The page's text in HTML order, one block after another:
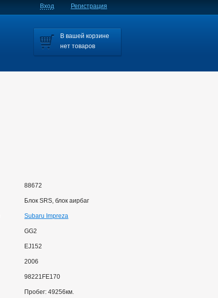
88672
Блок SRS, блок аирбаг
Subaru Impreza
GG2
EJ152
2006
98221FE170
Пробег: 49256км.
Вход Регистрация
В вашей корзине
нет товаров